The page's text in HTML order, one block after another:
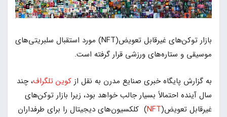
بازار توکن‌های غیرقابل تعویض(NFT) مورد استقبال سلبریتی‌های
موسیقی و ستاره‌های ورزشی قرار گرفته است.
به گزارش پایگاه خبری صنایع مدرن به نقل از کوین تلگراف، چند
سال آینده احتمالاً بسیار جالب خواهد بود، زیرا بازار توکن‌های
غیرقابل تعویض(NFT) کلکسیون‌های دیجیتال را برای طرفداران